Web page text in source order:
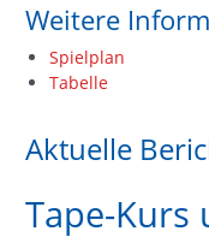
Weitere
Spielplan
Tabelle
Aktuelle
Tape-Kurs